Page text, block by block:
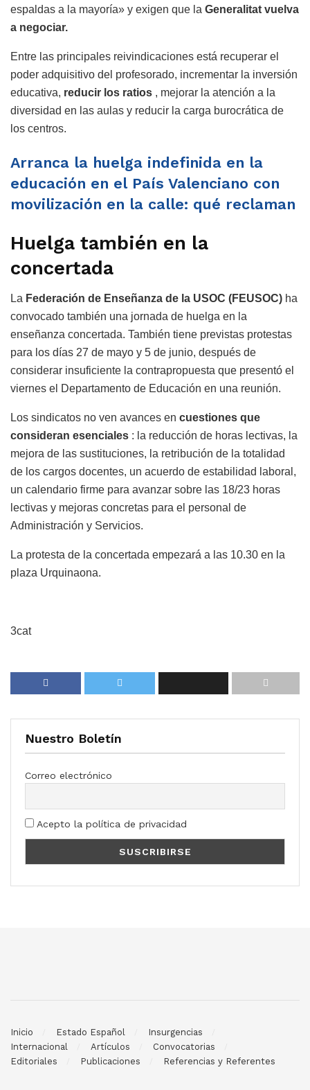
espaldas a la mayoría» y exigen que la Generalitat vuelva
a negociar.
Entre las principales reivindicaciones está recuperar el
poder adquisitivo del profesorado, incrementar la inversión
educativa, reducir los ratios , mejorar la atención a la
diversidad en las aulas y reducir la carga burocrática de
los centros.
Arranca la huelga indefinida en la
educación en el País Valenciano con
movilización en la calle: qué reclaman
Huelga también en la
concertada
La Federación de Enseñanza de la USOC (FEUSOC) ha
convocado también una jornada de huelga en la
enseñanza concertada. También tiene previstas protestas
para los días 27 de mayo y 5 de junio, después de
considerar insuficiente la contrapropuesta que presentó el
viernes el Departamento de Educación en una reunión.
Los sindicatos no ven avances en cuestiones que
consideran esenciales : la reducción de horas lectivas, la
mejora de las sustituciones, la retribución de la totalidad
de los cargos docentes, un acuerdo de estabilidad laboral,
un calendario firme para avanzar sobre las 18/23 horas
lectivas y mejoras concretas para el personal de
Administración y Servicios.
La protesta de la concertada empezará a las 10.30 en la
plaza Urquinaona.
3cat
Nuestro Boletín
Correo electrónico
Acepto la política de privacidad
Inicio Estado Español
Insurgencias
Internacional
Artículos
Convocatorias
Editoriales
Publicaciones Referencias y Referentes